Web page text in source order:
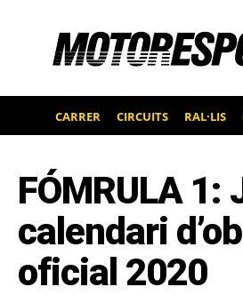
CARRER CIRCUITS RAL·LIS
FÓMRULA 1:
calendari
oficial 2020